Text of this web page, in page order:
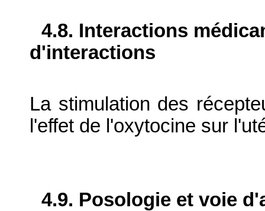
4.8. Interactions
d'interactions
La stimulation des
l'effet de l'oxytocine sur
4.9. Posologie et voie